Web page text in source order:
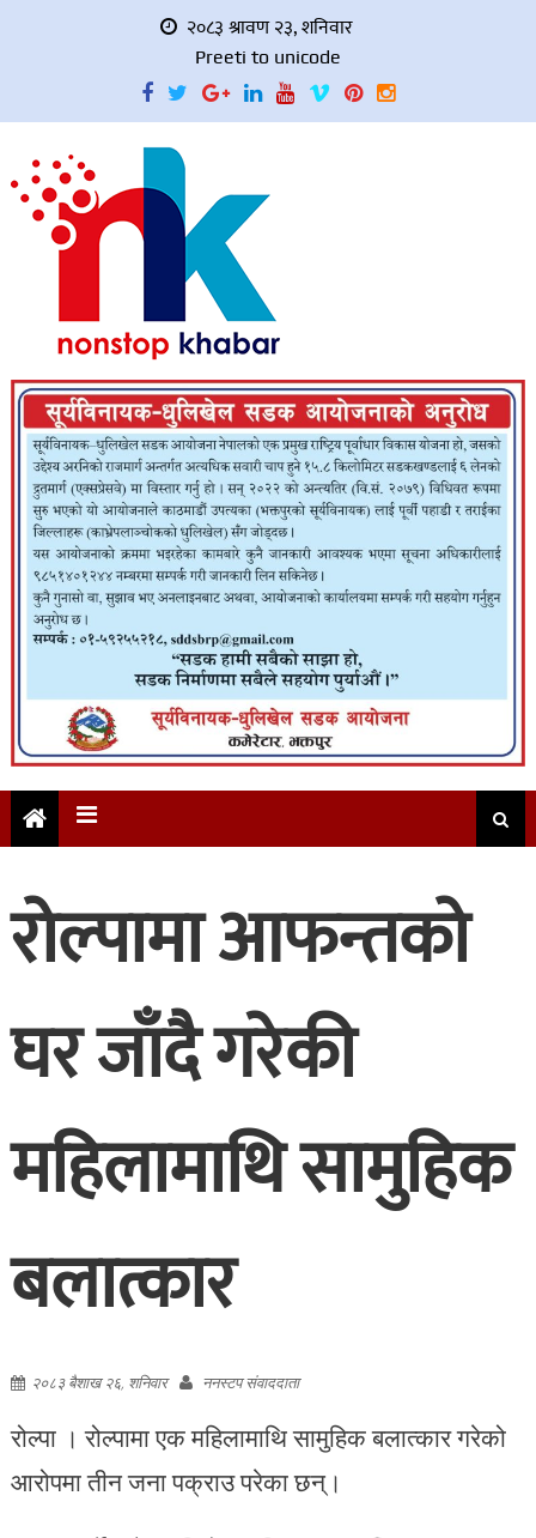
२०८३ श्रावण २३, शनिवार
Preeti to unicode
रोल्पामा आफन्तको
घर जाँदै गरेकी
महिलामाथि सामुहिक
बलात्कार
२०८३ बैशाख २६, शनिवार ननस्टप संवाददाता
रोल्पा । रोल्पामा एक महिलामाथि सामुहिक बलात्कार गरेको
आरोपमा तीन जना पक्राउ परेका छन्।